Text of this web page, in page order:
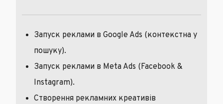
Запуск реклами в Google Ads (контекстна у
пошуку).
Запуск реклами в Meta Ads (Facebook &
Instagram).
Створення рекламних креативів